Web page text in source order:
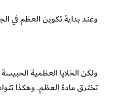
وعند بداية تكوين العظم في
ولكن الخلايا العظمية
تخترق مادة العظم. وهكذا